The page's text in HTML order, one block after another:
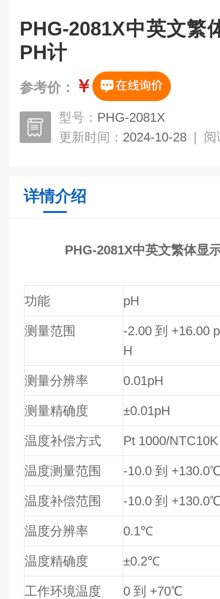
PHG-2081X中英文繁
PH计
参考价： ￥
型号： PHG-2081X
更新时间： 2024-10-28 | 阅
详情介绍
PHG-2081X中英文繁体显
功能 pH
测量范围
-2.00 到 +16.00 p
H
测量分辨率 0.01pH
测量精确度 ±0.01pH
温度补偿方式 Pt 1000/NTC10K
温度测量范围 -10.0 到
温度补偿范围 -10.0 到
温度分辨率 0.1℃
温度精确度 ±0.2℃
工作环境温度 0 到 +70℃